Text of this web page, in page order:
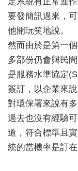
要發簡訊過來，
他開玩笑地說。
然而由於是第一
多部份仍會與民
是服務水準協定
簽訂，以企業來
對環保署來說有
過去也沒有經驗
道，符合標準且
統的當機率是訂在